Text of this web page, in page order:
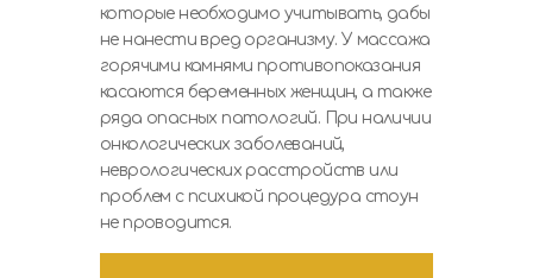
которые необходимо учитывать, дабы
не нанести вред организму. У массажа
горячими камнями противопоказания
касаются беременных женщин, а также
ряда опасных патологий. При наличии
онкологических заболеваний,
неврологических расстройств или
проблем с психикой процедура стоун
не проводится.